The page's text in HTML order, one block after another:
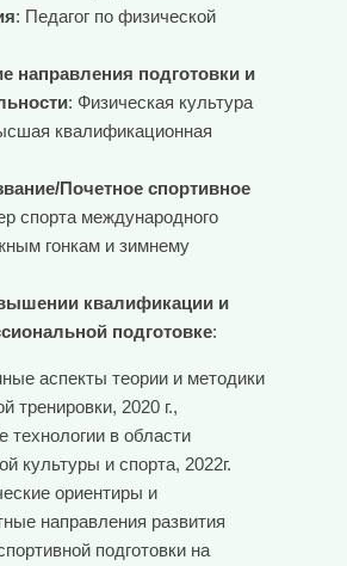
: Педагог по физической
направления подготовки и
: Физическая культура
квалификационная
Почетное спортивное
спорта международного
гонкам и зимнему
квалификации и
подготовке:
аспекты теории и методики
тренировки, 2020 г.,
в области
культуры и спорта, 2022г.
ориентиры и
направления развития
подготовки на